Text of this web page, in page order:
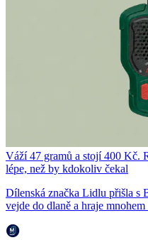
Váží 47 gramů a stojí 400 Kč.
lépe, než by kdokoliv čekal
Dílenská značka Lidlu přišla s
vejde do dlaně a hraje